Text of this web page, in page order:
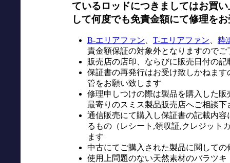
ているロッドにつきましてはお買
して何度でも免責金額にて修理を
B-エリアファン T-エリアファン
粋
責金額保証の対象外となりますのでご
販売店の店印、ならびに販売日付の
保証書の再発行はお受け致しかねま
管をお願い致します
修理申しつけの際は製品を購入した
最寄りのスミス製品販売店へご相談下
通信販売にて購入し保証書の記載内
るもの（レシート,領収証,クレジット
ます
中古にてご購入された製品に関して
使用上問題のない天然素材のバラツ